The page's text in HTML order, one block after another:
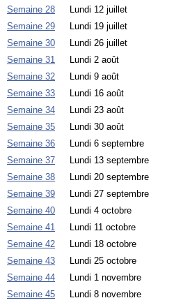
Semaine 28
Lundi 12 juillet
Semaine 29
Lundi 19 juillet
Semaine 30
Lundi 26 juillet
Semaine 31
Lundi 2 août
Semaine 32
Lundi 9 août
Semaine 33
Lundi 16 août
Semaine 34
Lundi 23 août
Semaine 35
Lundi 30 août
Semaine 36
Lundi 6 septembre
Semaine 37
Lundi 13 septembre
Semaine 38
Lundi 20 septembre
Semaine 39
Lundi 27 septembre
Semaine 40
Lundi 4 octobre
Semaine 41
Lundi 11 octobre
Semaine 42
Lundi 18 octobre
Semaine 43
Lundi 25 octobre
Semaine 44
Lundi 1 novembre
Semaine 45
Lundi 8 novembre